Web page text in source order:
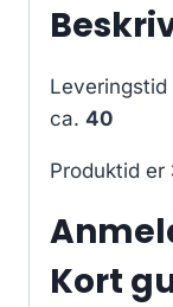
Leveringstid
ca. 40
Produktid er
Kort